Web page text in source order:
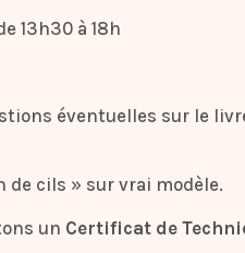
13h30 à 18h
éventuelles sur le
de cils » sur vrai modèle.
un Certificat de